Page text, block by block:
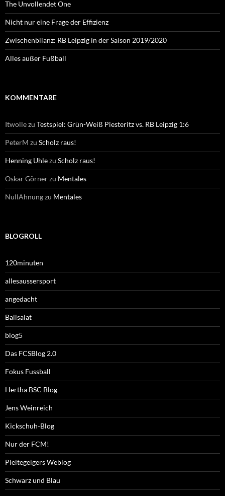
The Unvollendet One
Nicht nur eine Frage der Effizienz
Zwischenbilanz: RB Leipzig in der Saison 2019/2020
Alles außer Fußball
KOMMENTARE
Itwollezu Testspiel: Grün-Weiß Piesteritz vs. RB Leipzig 1:6
PeterM zu Scholz raus!
Henning Uhlezu Scholz raus!
Oskar Görnerzu Mentales
NullAhnungzu Mentales
BLOGROLL
120minuten
allesaussersport
angedacht
Ballsalat
blog5
Das FCSBlog 2.0
Fokus Fussball
Hertha BSC Blog
Jens Weinreich
Kickschuh-Blog
Nur der FCM!
Pleitegeigers Weblog
Schwarz und Blau